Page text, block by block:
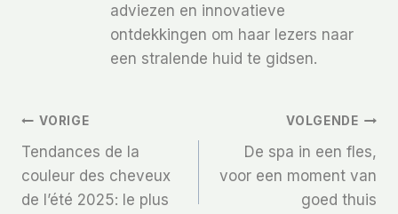
adviezen en innovatieve
ontdekkingen om haar lezers naar
een stralende huid te gidsen.
Bericht
Navigatie
VORIGE
Tendances de la
couleur des cheveux
de l’été 2025: le plus
VOLGENDE
De spa in een fles,
voor een moment van
goed thuis